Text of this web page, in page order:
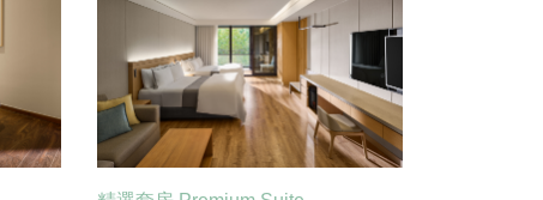
BOOK NOW